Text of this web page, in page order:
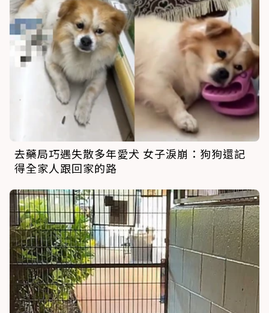
去藥局巧遇失散多年愛犬 女子淚崩：狗狗還記
得全家人跟回家的路